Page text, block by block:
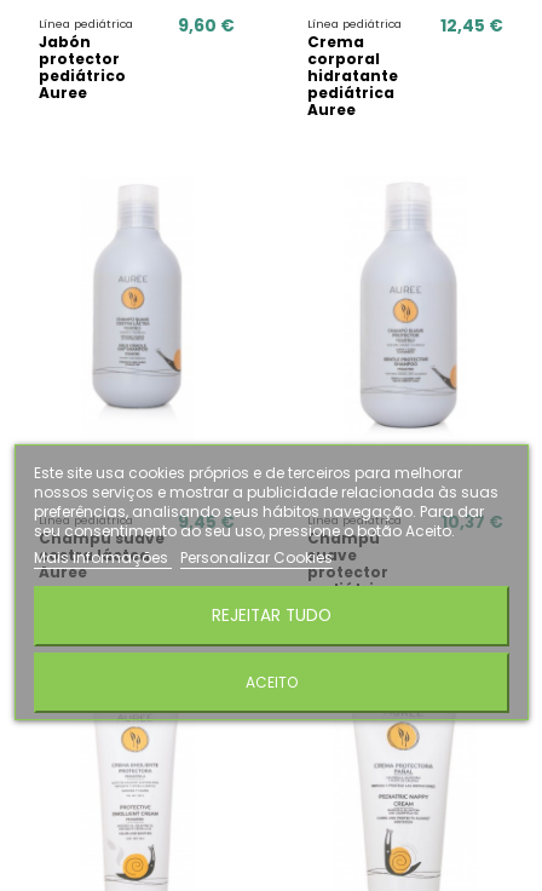
Línea pediátrica
Jabón
protector
pediátrico
Auree
9,60 € Línea pediátrica
Crema
corporal
hidratante
pediátrica
Auree
12,45 €
Línea pediátrica
Champú suave
costra láctea
Auree
9,45 € Línea pediátrica
Champú
suave
protector
pediátrico
Auree
10,37 €
Este site usa cookies próprios e de terceiros para melhorar
nossos serviços e mostrar a publicidade relacionada às suas
preferências, analisando seus hábitos navegação. Para dar
seu consentimento ao seu uso, pressione o botão Aceito.
Mais informações
Personalizar Cookies
REJEITAR TUDO
ACEITO